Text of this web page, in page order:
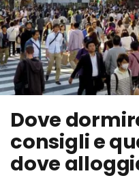
Dove
consigli e
dove